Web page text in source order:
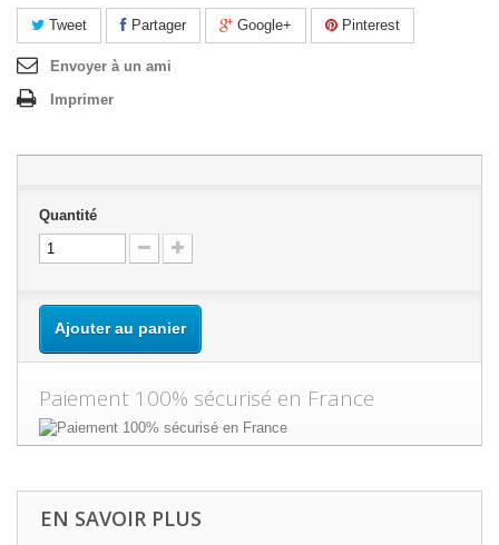
Tweet Partager Google+ Pinterest
Envoyer à un ami
Imprimer
Quantité
Ajouter au panier
Paiement 100% sécurisé en France
EN SAVOIR PLUS